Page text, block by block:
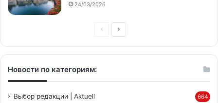
24/03/2026
Предыдущая
Следующая
Новости по категориям:
Выбор редакции | Aktuell 664